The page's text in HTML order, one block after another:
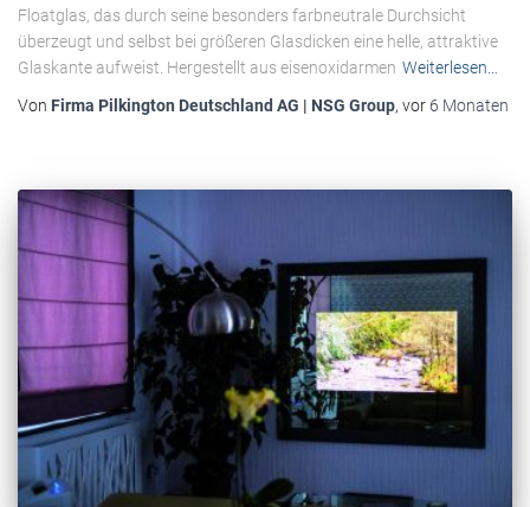
Floatglas, das durch seine besonders farbneutrale Durchsicht
überzeugt und selbst bei größeren Glasdicken eine helle, attraktive
Glaskante aufweist. Hergestellt aus eisenoxidarmen Weiterlesen…
Von Firma Pilkington Deutschland AG | NSG Group, vor 6 Monaten